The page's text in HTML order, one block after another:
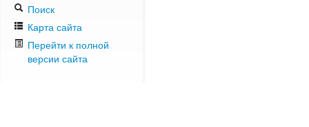
Поиск
Карта сайта
Перейти к полной
версии сайта